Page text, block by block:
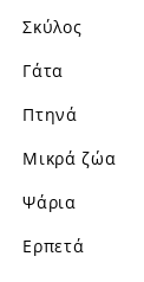
Σκύλος
Γάτα
Πτηνά
Μικρά ζώα
Ψάρια
Ερπετά